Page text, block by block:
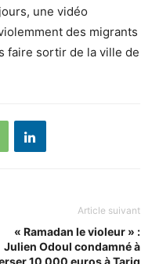
une vidéo
des migrants
faire sortir de la ville de
Article suivant
« Ramadan le violeur » :
Julien Odoul condamné à